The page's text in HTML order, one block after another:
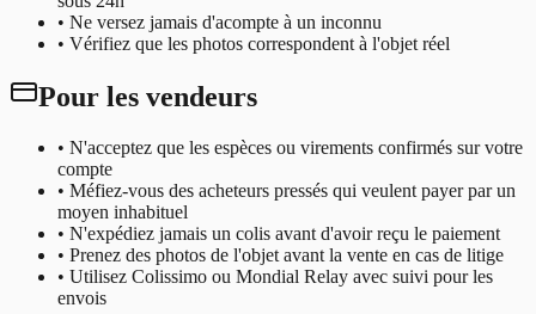
• Ne versez jamais d'acompte à un inconnu
• Vérifiez que les photos correspondent à l'objet réel
Pour les vendeurs
• N'acceptez que les espèces ou virements confirmés sur votre
compte
• Méfiez-vous des acheteurs pressés qui veulent payer par un
moyen inhabituel
• N'expédiez jamais un colis avant d'avoir reçu le paiement
• Prenez des photos de l'objet avant la vente en cas de litige
• Utilisez Colissimo ou Mondial Relay avec suivi pour les
envois